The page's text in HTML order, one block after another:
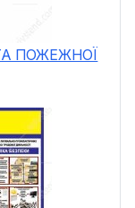
ПОЖЕЖНОЇ